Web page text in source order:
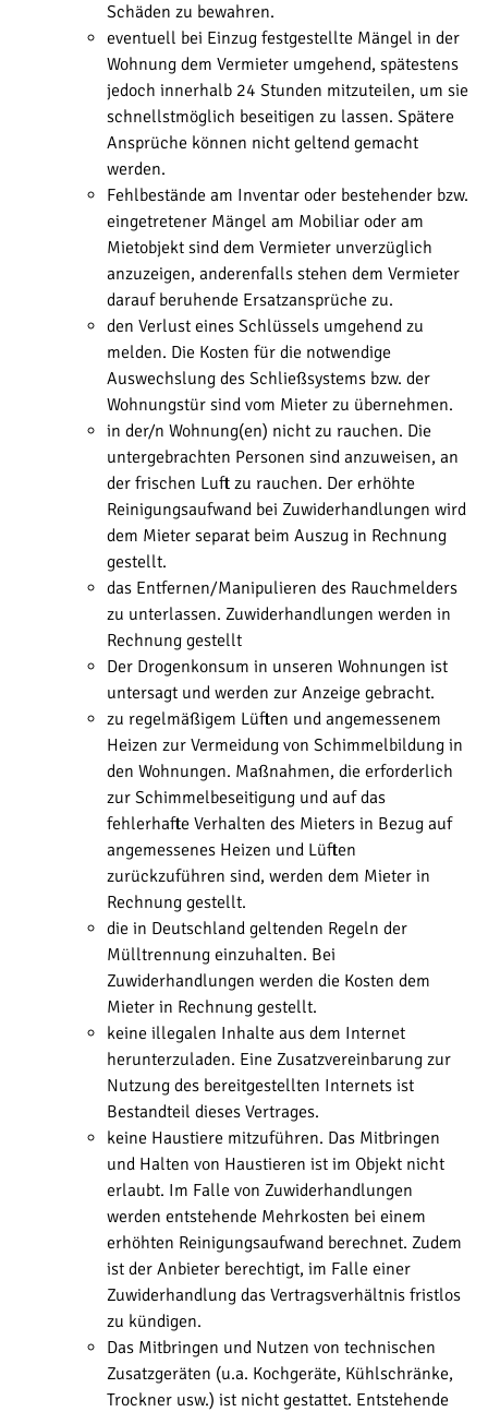
Schäden zu bewahren.
eventuell bei Einzug festgestellte Mängel in der
Wohnung dem Vermieter umgehend, spätestens
jedoch innerhalb 24 Stunden mitzuteilen, um sie
schnellstmöglich beseitigen zu lassen. Spätere
Ansprüche können nicht geltend gemacht
werden.
Fehlbestände am Inventar oder bestehender bzw.
eingetretener Mängel am Mobiliar oder am
Mietobjekt sind dem Vermieter unverzüglich
anzuzeigen, anderenfalls stehen dem Vermieter
darauf beruhende Ersatzansprüche zu.
den Verlust eines Schlüssels umgehend zu
melden. Die Kosten für die notwendige
Auswechslung des Schließsystems bzw. der
Wohnungstür sind vom Mieter zu übernehmen.
in der/n Wohnung(en) nicht zu rauchen. Die
untergebrachten Personen sind anzuweisen, an
der frischen Luft zu rauchen. Der erhöhte
Reinigungsaufwand bei Zuwiderhandlungen wird
dem Mieter separat beim Auszug in Rechnung
gestellt.
das Entfernen/Manipulieren des Rauchmelders
zu unterlassen. Zuwiderhandlungen werden in
Rechnung gestellt
Der Drogenkonsum in unseren Wohnungen ist
untersagt und werden zur Anzeige gebracht.
zu regelmäßigem Lüften und angemessenem
Heizen zur Vermeidung von Schimmelbildung in
den Wohnungen. Maßnahmen, die erforderlich
zur Schimmelbeseitigung und auf das
fehlerhafte Verhalten des Mieters in Bezug auf
angemessenes Heizen und Lüften
zurückzuführen sind, werden dem Mieter in
Rechnung gestellt.
die in Deutschland geltenden Regeln der
Mülltrennung einzuhalten. Bei
Zuwiderhandlungen werden die Kosten dem
Mieter in Rechnung gestellt.
keine illegalen Inhalte aus dem Internet
herunterzuladen. Eine Zusatzvereinbarung zur
Nutzung des bereitgestellten Internets ist
Bestandteil dieses Vertrages.
keine Haustiere mitzuführen. Das Mitbringen
und Halten von Haustieren ist im Objekt nicht
erlaubt. Im Falle von Zuwiderhandlungen
werden entstehende Mehrkosten bei einem
erhöhten Reinigungsaufwand berechnet. Zudem
ist der Anbieter berechtigt, im Falle einer
Zuwiderhandlung das Vertragsverhältnis fristlos
zu kündigen.
Das Mitbringen und Nutzen von technischen
Zusatzgeräten (u.a. Kochgeräte, Kühlschränke,
Trockner usw.) ist nicht gestattet. Entstehende